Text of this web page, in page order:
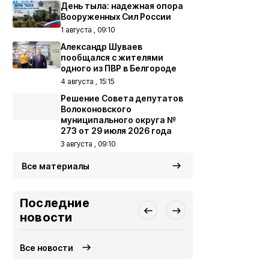
День тыла: надежная опора
Вооруженных Сил России
1 августа , 09:10
Александр Шуваев
пообщался с жителями
одного из ПВР в Белгороде
4 августа , 15:15
Решение Совета депутатов
Волоконовского
муниципального округа №
273 от 29 июля 2026 года
3 августа , 09:10
Все материалы
Последние
новости
Все новости